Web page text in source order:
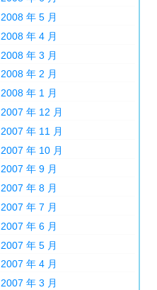
2008 年 5 月
2008 年 4 月
2008 年 3 月
2008 年 2 月
2008 年 1 月
2007 年 12 月
2007 年 11 月
2007 年 10 月
2007 年 9 月
2007 年 8 月
2007 年 7 月
2007 年 6 月
2007 年 5 月
2007 年 4 月
2007 年 3 月